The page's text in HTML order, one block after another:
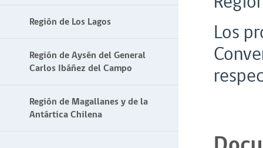
Región de Los Lagos
Región de Aysén del General
Carlos Ibáñez del Campo
Región de Magallanes y de la
Antártica Chilena
Los